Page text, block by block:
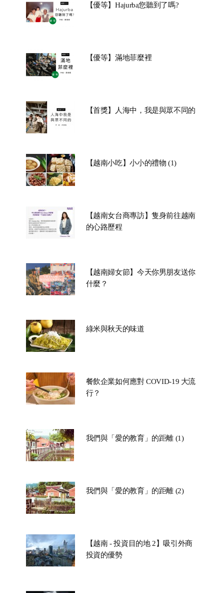
【優等】Hajurba您聽到了嗎?
【優等】滿地菲麼裡
【首獎】人海中，我是與眾不同的
【越南小吃】小小的禮物 (1)
【越南女台商專訪】隻身前往越南
的心路歷程
【越南婦女節】今天你男朋友送你
什麼？
綠米與秋天的味道
餐飲企業如何應對 COVID-19 大流
行？
我們與「愛的教育」的距離 (1)
我們與「愛的教育」的距離 (2)
【越南 - 投資目的地 2】吸引外商
投資的優勢